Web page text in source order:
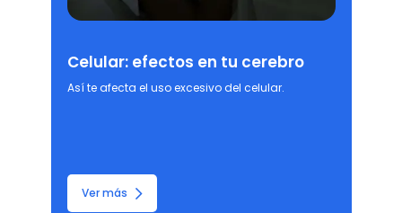
Celular: efectos en tu cerebro
Así te afecta el uso excesivo del celular.
Ver más